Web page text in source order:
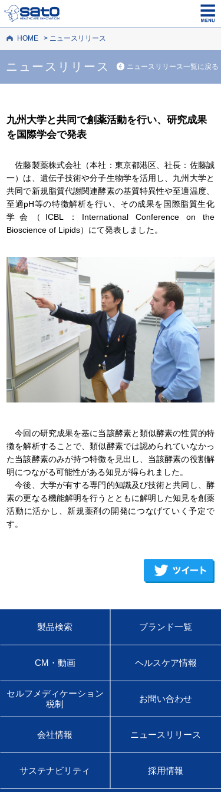
HOME ニュースリリース
ニュースリリース ニュースリリース一覧に戻る
九州大学と共同で創薬活動を行い、研究成果
を国際学会で発表
佐藤製薬株式会社（本社：東京都港区、社長：佐藤誠
一）は、遺伝子技術や分子生物学を活用し、九州大学と
共同で新規脂質代謝関連酵素の基質特異性や至適温度、
至適pH等の特徴解析を行い、その成果を国際脂質生化
学会（ICBL：International Conference on the
Bioscience of Lipids）にて発表しました。
今回の研究成果を基に当該酵素と類似酵素の性質的特
徴を解析することで、類似酵素では認められていなかっ
た当該酵素のみが持つ特徴を見出し、当該酵素の役割解
明につながる可能性がある知見が得られました。
今後、大学が有する専門的知識及び技術と共同し、酵
素の更なる機能解明を行うとともに解明した知見を創薬
活動に活かし、新規薬剤の開発につなげていく予定で
す。
製品検索 ブランド一覧
CM・動画 ヘルスケア情報
セルフメディケーション
税制
お問い合わせ
会社情報 ニュースリリース
サステナビリティ 採用情報